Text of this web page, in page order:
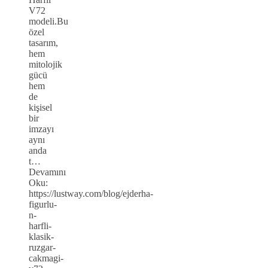
V72
modeli.Bu
özel
tasarım,
hem
mitolojik
gücü
hem
de
kişisel
bir
imzayı
aynı
anda
t…
Devamını
Oku:
https://lustway.com/blog/ejderha-
figurlu-
n-
harfli-
klasik-
ruzgar-
cakmagi-